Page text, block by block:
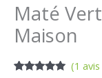
Maté
Maison
(1